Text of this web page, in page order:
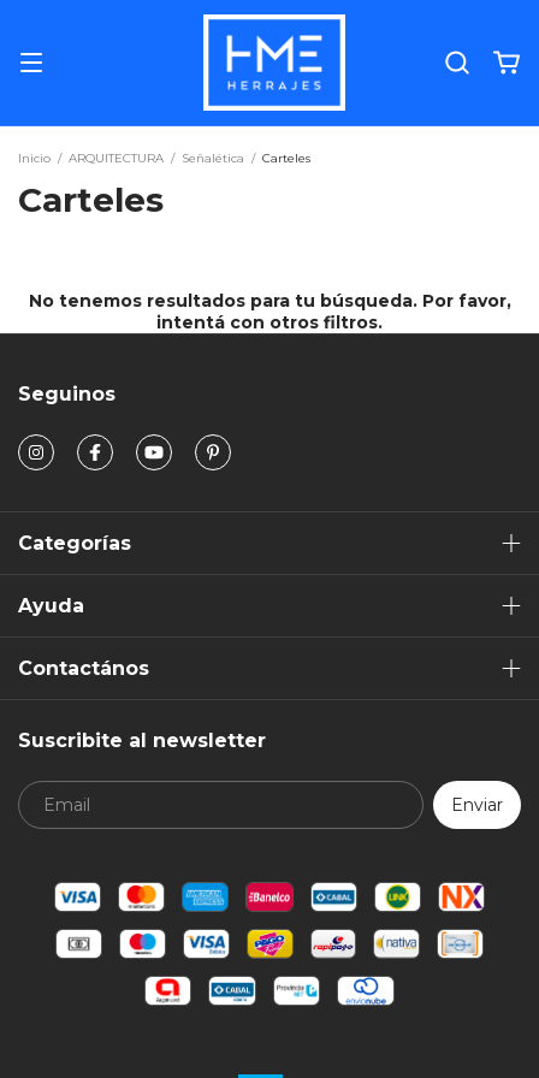
Inicio / ARQUITECTURA / Señalética / Carteles
Carteles
No tenemos resultados para tu búsqueda. Por favor,
intentá con otros filtros.
Seguinos
Categorías
Ayuda
Contactános
Suscribite al newsletter